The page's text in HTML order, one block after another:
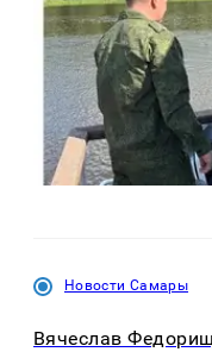
Новости Самары
Вячеслав